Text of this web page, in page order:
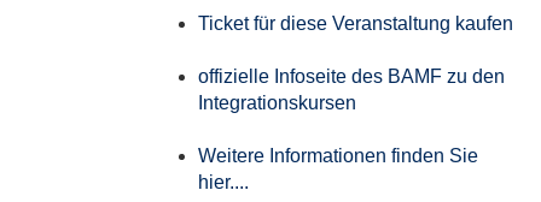
Ticket für diese Veranstaltung kaufen
offizielle Infoseite des BAMF zu den
Integrationskursen
Weitere Informationen finden Sie
hier....